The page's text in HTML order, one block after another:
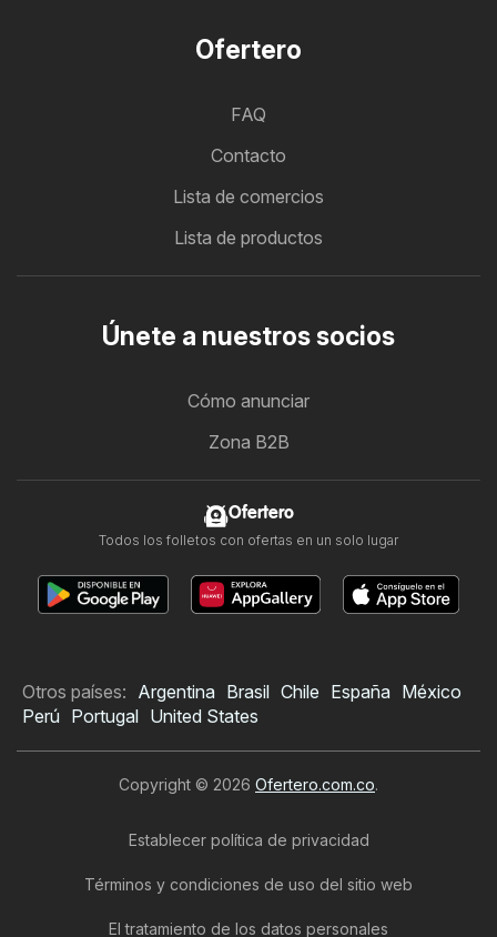
Ofertero
FAQ
Contacto
Lista de comercios
Lista de productos
Únete a nuestros socios
Cómo anunciar
Zona B2B
Ofertero
Todos los folletos con ofertas en un solo lugar
Otros países: Argentina Brasil Chile España México
Perú Portugal United States
Copyright © 2026 Ofertero.com.co.
Establecer política de privacidad
Términos y condiciones de uso del sitio web
El tratamiento de los datos personales